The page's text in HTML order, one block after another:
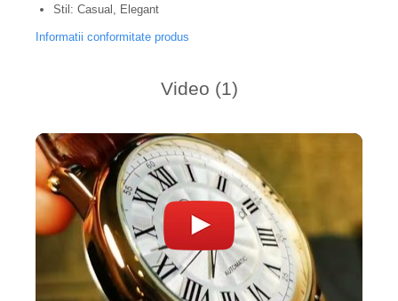
Stil: Casual, Elegant
Informatii conformitate produs
Video (1)